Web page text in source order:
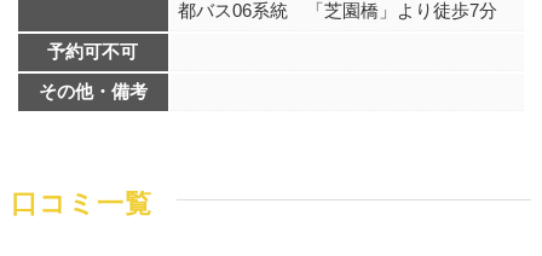
都バス06系統 「芝園橋」より徒歩7分
予約可不可
その他・備考
口コミ一覧